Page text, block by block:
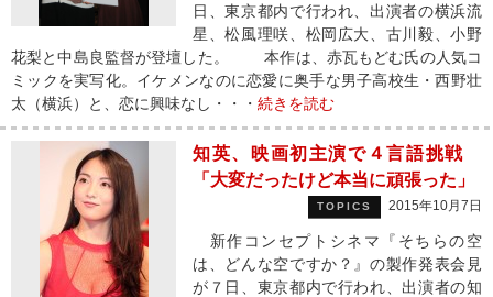
日、東京都内で行われ、出演者の横浜流
星、松風理咲、松岡広大、古川毅、小野
花梨と中島良監督が登壇した。 本作は、赤瓦もどむ氏の人気コ
ミックを実写化。イケメンなのに恋愛に奥手な男子高校生・西野壮
太（横浜）と、恋に興味なし・・・ 続きを読む
知英、映画初主演で４言語挑戦
「大変だったけど本当に頑張った」
TOPICS 2015年10月7日
新作コンセプトシネマ『そちらの空
は、どんな空ですか？』の製作発表会見
が７日、東京都内で行われ、出演者の知